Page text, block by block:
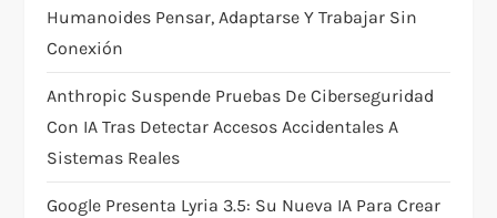
i
o
n
Humanoides Pensar, Adaptarse Y Trabajar Sin
Conexión
Anthropic Suspende Pruebas De Ciberseguridad
Con IA Tras Detectar Accesos Accidentales A
Sistemas Reales
Google Presenta Lyria 3.5: Su Nueva IA Para Crear